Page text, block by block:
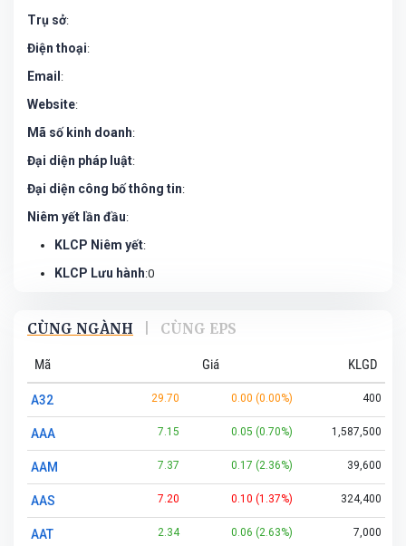
Trụ sở:
Điện thoại:
Email :
Website:
Mã số kinh doanh:
Đại diện pháp luật:
Đại diện công bố thông tin:
Niêm yết lần đầu:
KLCP Niêm yết:
KLCP Lưu hành:0
CÙNG NGÀNH CÙNG EPS
Mã Giá KLGD
A32 29.70 0.00 (0.00%) 400
AAA 7.15 0.05 (0.70%) 1,587,500
AAM 7.37 0.17 (2.36%) 39,600
AAS 7.20 0.10 (1.37%) 324,400
AAT 2.34 0.06 (2.63%) 7,000